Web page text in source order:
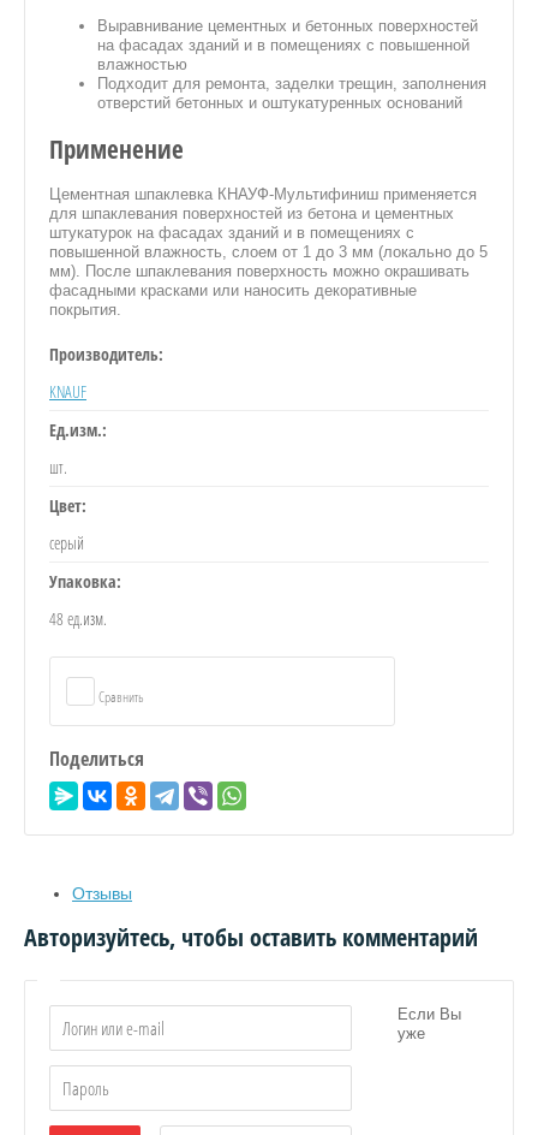
Выравнивание цементных и бетонных поверхностей
на фасадах зданий и в помещениях с повышенной
влажностью
Подходит для ремонта, заделки трещин, заполнения
отверстий бетонных и оштукатуренных оснований
Применение
Цементная шпаклевка КНАУФ-Мультифиниш применяется
для шпаклевания поверхностей из бетона и цементных
штукатурок на фасадах зданий и в помещениях с
повышенной влажность, слоем от 1 до 3 мм (локально до 5
мм). После шпаклевания поверхность можно окрашивать
фасадными красками или наносить декоративные
покрытия.
Производитель:
KNAUF
Ед.изм.:
шт.
Цвет:
серый
Упаковка:
48 ед.изм.
Сравнить
Поделиться
Отзывы
Авторизуйтесь, чтобы оставить комментарий
Если Вы
уже